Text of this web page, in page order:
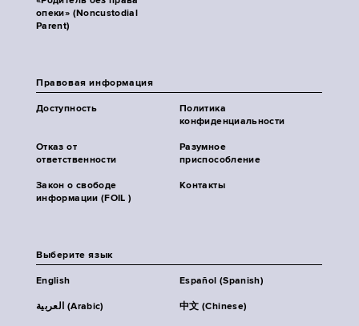
опеки» (Noncustodial
Parent)
Правовая информация
Доступность
Политика
конфиденциальности
Отказ от
ответственности
Разумное
приспособление
Закон о свободе
информации (FOIL )
Контакты
Выберите язык
English Español (Spanish)
العربية (Arabic) 中文 (Chinese)